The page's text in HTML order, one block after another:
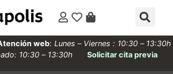
web: Lunes – Viernes : 10:30 – 13:30h
10:30 – 13:30h
Solicitar cita previa